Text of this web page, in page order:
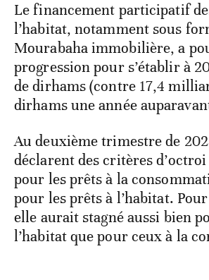
Le financement participatif
l’habitat, notamment sous
Mourabaha immobilière, a
progression pour s’établir à
de dirhams (contre 17,4
dirhams une année
Au deuxième trimestre de
déclarent des critères
pour les prêts à la
pour les prêts à l’habitat.
elle aurait stagné aussi bien
l’habitat que pour ceux à la